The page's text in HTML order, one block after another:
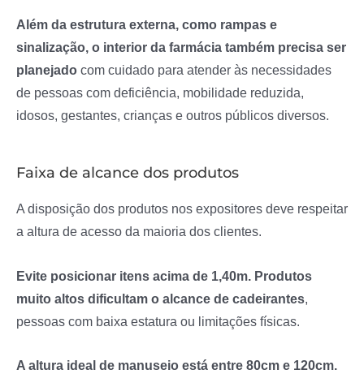
Além da estrutura externa, como rampas e
sinalização, o interior da farmácia também precisa ser
planejado com cuidado para atender às necessidades
de pessoas com deficiência, mobilidade reduzida,
idosos, gestantes, crianças e outros públicos diversos.
Faixa de alcance dos produtos
A disposição dos produtos nos expositores deve respeitar
a altura de acesso da maioria dos clientes.
Evite posicionar itens acima de 1,40m. Produtos
muito altos dificultam o alcance de cadeirantes
pessoas com baixa estatura ou limitações físicas.
A altura ideal de manuseio está entre 80cm e 120cm.